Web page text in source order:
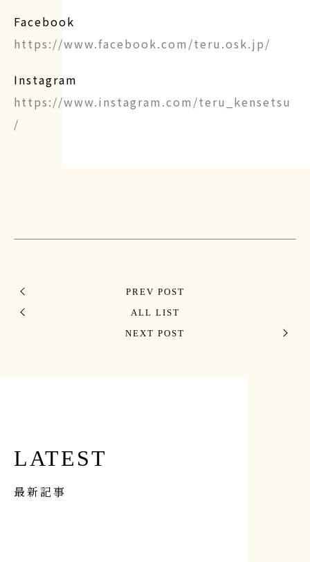
Facebook
https://www.facebook.com/teru.osk.jp/
Instagram
https://www.instagram.com/teru_kensetsu
/
PREV POST
ALL LIST
NEXT POST
LATEST
最新記事